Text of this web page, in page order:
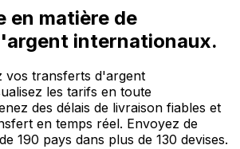
en matière de
internationaux.
vos transferts d'argent
les tarifs en toute
des délais de livraison fiables et
en temps réel. Envoyez de
190 pays dans plus de 130 devises.